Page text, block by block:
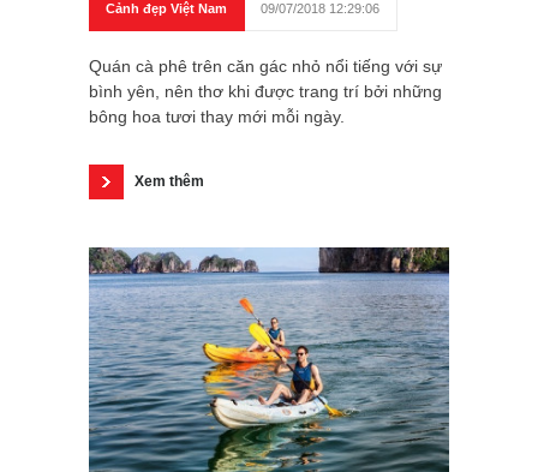
Cảnh đẹp Việt Nam 09/07/2018 12:29:06
Quán cà phê trên căn gác nhỏ nổi tiếng với sự
bình yên, nên thơ khi được trang trí bởi những
bông hoa tươi thay mới mỗi ngày.
Xem thêm